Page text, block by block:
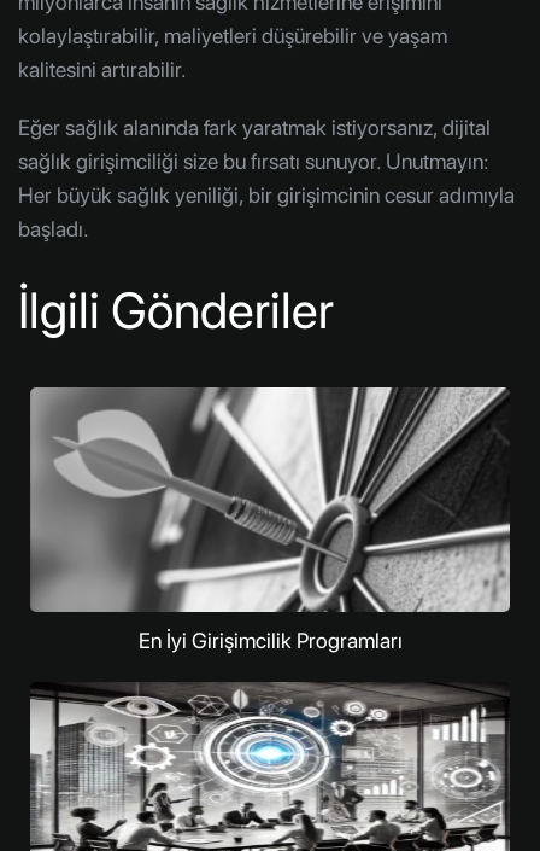
kolaylaştırabilir, maliyetleri düşürebilir ve yaşam
kalitesini artırabilir.
Eğer sağlık alanında fark yaratmak istiyorsanız, dijital
sağlık girişimciliği size bu fırsatı sunuyor. Unutmayın:
Her büyük sağlık yeniliği, bir girişimcinin cesur adımıyla
başladı.
İlgili Gönderiler
En İyi Girişimcilik Programları